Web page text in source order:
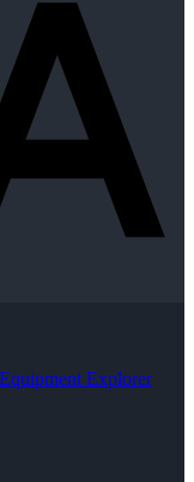
Equipment Explorer